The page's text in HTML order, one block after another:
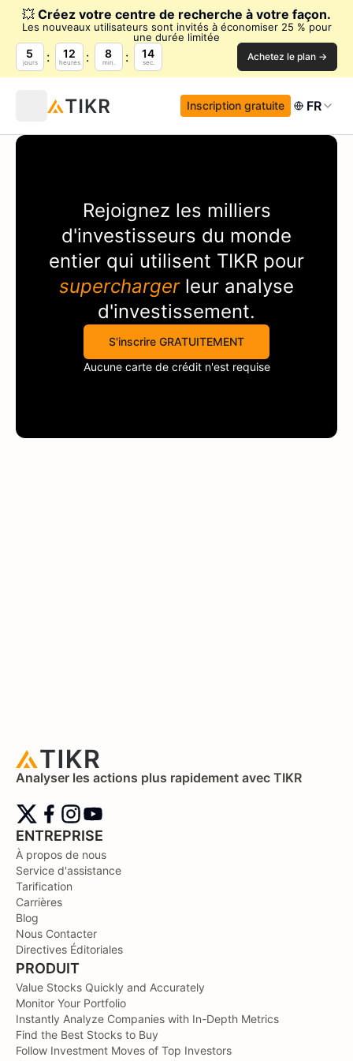
💥 Créez votre centre de recherche à votre façon.
Les nouveaux utilisateurs sont invités à économiser 25 % pour
une durée limitée
5
jours
12
heures
8
min.
14
sec. Achetez le plan →
Inscription gratuite FR
Rejoignez les milliers
d'investisseurs du monde
entier qui utilisent TIKR pour
superchargerleur analyse
d'investissement.
S'inscrire GRATUITEMENT
Aucune carte de crédit n'est requise
Analyser les actions plus rapidement avec TIKR
ENTREPRISE
À propos de nous
Service d'assistance
Tarification
Carrières
Blog
Nous Contacter
Directives Éditoriales
PRODUIT
Value Stocks Quickly and Accurately
Monitor Your Portfolio
Instantly Analyze Companies with In-Depth Metrics
Find the Best Stocks to Buy
Follow Investment Moves of Top Investors